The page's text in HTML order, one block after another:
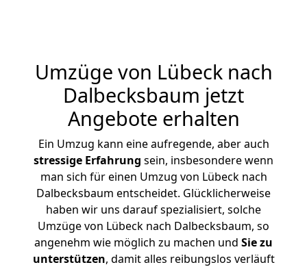
Umzüge von Lübeck nach
Dalbecksbaum jetzt
Angebote erhalten
Ein Umzug kann eine aufregende, aber auch
stressige Erfahrung sein, insbesondere wenn
man sich für einen Umzug von Lübeck nach
Dalbecksbaum entscheidet. Glücklicherweise
haben wir uns darauf spezialisiert, solche
Umzüge von Lübeck nach Dalbecksbaum, so
angenehm wie möglich zu machen und Sie zu
unterstützen, damit alles reibungslos verläuft